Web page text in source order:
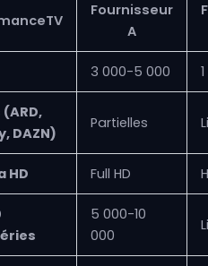
Fournisseur
A
3 000-5 000
DAZN)
Partielles
HD Full HD
5 000-10
000